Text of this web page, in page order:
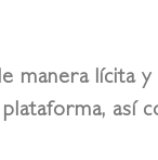
manera lícita